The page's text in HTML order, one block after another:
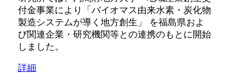
付金事業により「バイオマス由来水素・炭化物
製造システムが導く地方創生」 を福島県およ
び関連企業・研究機関等との連携のもとに開始
しました。
詳細